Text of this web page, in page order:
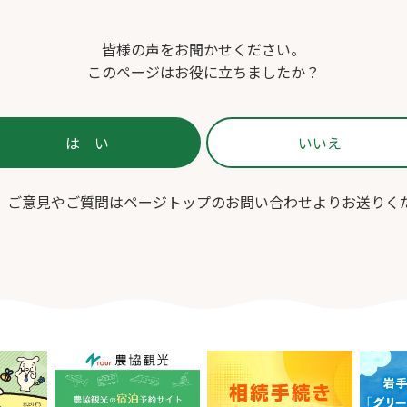
皆様の声をお聞かせください。
このページはお役に立ちましたか？
ご意見やご質問はページトップのお問い合わせよりお送りく